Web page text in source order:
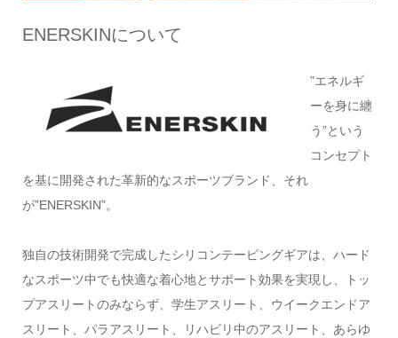
ENERSKINについて
”エネルギ
ーを身に纏
う”という
コンセプト
を基に開発された革新的なスポーツブランド、それ
が”ENERSKIN”。
独自の技術開発で完成したシリコンテーピングギアは、ハード
なスポーツ中でも快適な着心地とサポート効果を実現し、トッ
プアスリートのみならず、学生アスリート、ウイークエンドア
スリート、パラアスリート、リハビリ中のアスリート、あらゆ